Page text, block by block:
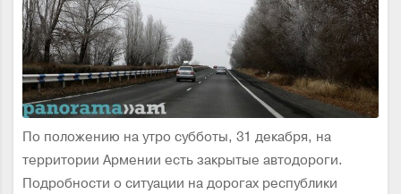
По положению на утро субботы, 31 декабря, на
территории Армении есть закрытые автодороги.
Подробности о ситуации на дорогах республики